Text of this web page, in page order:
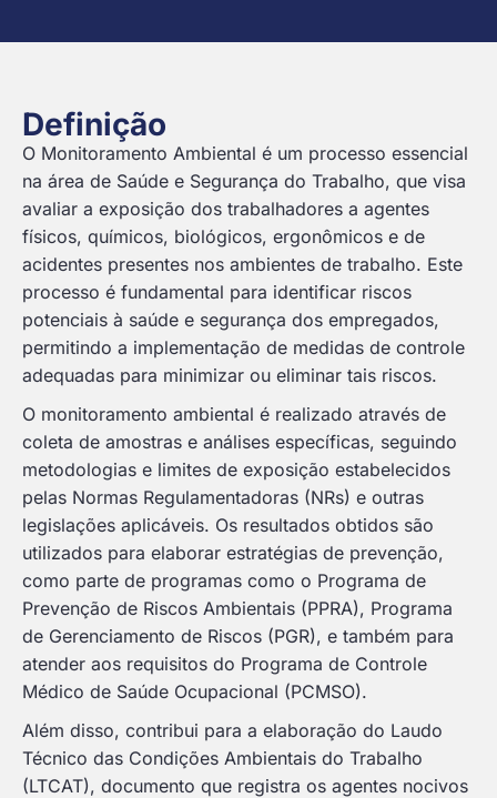
Definição
O Monitoramento Ambiental é um processo essencial
na área de Saúde e Segurança do Trabalho, que visa
avaliar a exposição dos trabalhadores a agentes
físicos, químicos, biológicos, ergonômicos e de
acidentes presentes nos ambientes de trabalho. Este
processo é fundamental para identificar riscos
potenciais à saúde e segurança dos empregados,
permitindo a implementação de medidas de controle
adequadas para minimizar ou eliminar tais riscos.
O monitoramento ambiental é realizado através de
coleta de amostras e análises específicas, seguindo
metodologias e limites de exposição estabelecidos
pelas Normas Regulamentadoras (NRs) e outras
legislações aplicáveis. Os resultados obtidos são
utilizados para elaborar estratégias de prevenção,
como parte de programas como o Programa de
Prevenção de Riscos Ambientais (PPRA), Programa
de Gerenciamento de Riscos (PGR), e também para
atender aos requisitos do Programa de Controle
Médico de Saúde Ocupacional (PCMSO).
Além disso, contribui para a elaboração do Laudo
Técnico das Condições Ambientais do Trabalho
(LTCAT), documento que registra os agentes nocivos